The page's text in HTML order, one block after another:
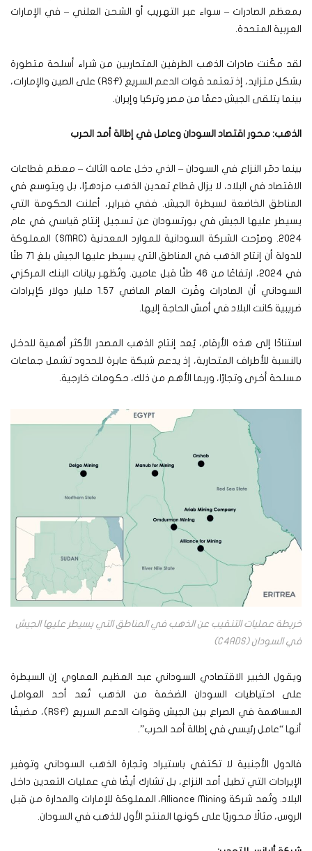
بمعظم الصادرات – سواء عبر التهريب أو الشحن العلني – في الإمارات
العربية المتحدة.
لقد مكّنت صادرات الذهب الطرفين المتحاربين من شراء أسلحة متطورة
بشكل متزايد، إذ تعتمد قوات الدعم السريع (RSF) على الصين والإمارات،
بينما يتلقى الجيش دعمًا من مصر وتركيا وإيران.
الذهب: محور اقتصاد السودان وعامل في إطالة أمد الحرب
بينما دمّر النزاع في السودان – الذي دخل عامه الثالث – معظم قطاعات
الاقتصاد في البلاد، لا يزال قطاع تعدين الذهب مزدهرًا، بل ويتوسع في
المناطق الخاضعة لسيطرة الجيش. ففي فبراير، أعلنت الحكومة التي
يسيطر عليها الجيش في بورتسودان عن تسجيل إنتاج قياسي في عام
2024. وصرّحت الشركة السودانية للموارد المعدنية (SMRC) المملوكة
للدولة أن إنتاج الذهب في المناطق التي يسيطر عليها الجيش بلغ 71 طنًا
في 2024، ارتفاعًا من 46 طنًا قبل عامين. وتُظهر بيانات البنك المركزي
السوداني أن الصادرات وفّرت العام الماضي 1.57 مليار دولار كإيرادات
ضريبية كانت البلاد في أمسّ الحاجة إليها.
استنادًا إلى هذه الأرقام، يُعد إنتاج الذهب المصدر الأكثر أهمية للدخل
بالنسبة للأطراف المتحاربة، إذ يدعم شبكة عابرة للحدود تشمل جماعات
مسلحة أخرى وتجارًا، وربما الأهم من ذلك، حكومات خارجية.
خريطة عمليات التنقيب عن الذهب في المناطق التي يسيطر عليها الجيش
في السودان (C4ADS)
ويقول الخبير الاقتصادي السوداني عبد العظيم العماوي إن السيطرة
على احتياطيات السودان الضخمة من الذهب تُعد أحد العوامل
المساهمة في الصراع بين الجيش وقوات الدعم السريع (RSF)، مضيفًا
أنها “عامل رئيسي في إطالة أمد الحرب”.
فالدول الأجنبية لا تكتفي باستيراد وتجارة الذهب السوداني وتوفير
الإيرادات التي تطيل أمد النزاع، بل تشارك أيضًا في عمليات التعدين داخل
البلاد. وتُعد شركة Alliance Mining، المملوكة للإمارات والمدارة من قبل
الروس، مثالًا محوريًا على كونها المنتج الأول للذهب في السودان.